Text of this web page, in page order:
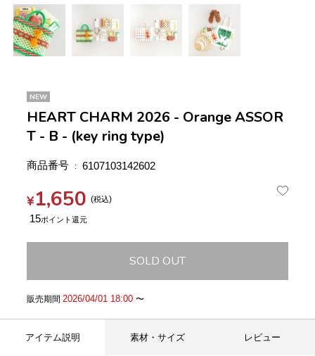
NEW
HEART CHARM 2026 - Orange ASSOR
T - B - (key ring type)
商品番号 6107103142602
¥1,650 税込
15
SOLD OUT
販売期間 2026/04/01 18:00〜
アイテム説明 素材・サイズ レビュー